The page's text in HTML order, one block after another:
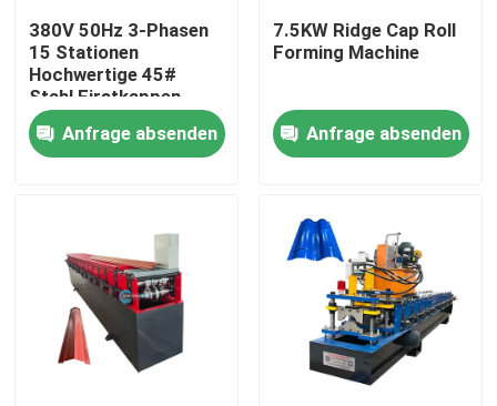
Über uns
380V 50Hz 3-Phasen
15 Stationen
Hochwertige 45#
Stahl Firstkappen-
Profilieranlage mit
Dachfirstkappenmaschine
Anfrage absenden
7.5KW Ridge Cap Roll
Forming Machine
Anfrage absenden